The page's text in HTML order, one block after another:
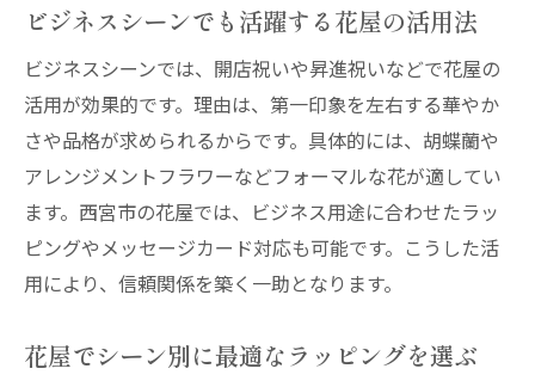
ビジネスシーンでも活躍する花屋の活用法
ビジネスシーンでは、開店祝いや昇進祝いなどで花屋の
活用が効果的です。理由は、第一印象を左右する華やか
さや品格が求められるからです。具体的には、胡蝶蘭や
アレンジメントフラワーなどフォーマルな花が適してい
ます。西宮市の花屋では、ビジネス用途に合わせたラッ
ピングやメッセージカード対応も可能です。こうした活
用により、信頼関係を築く一助となります。
花屋でシーン別に最適なラッピングを選ぶ